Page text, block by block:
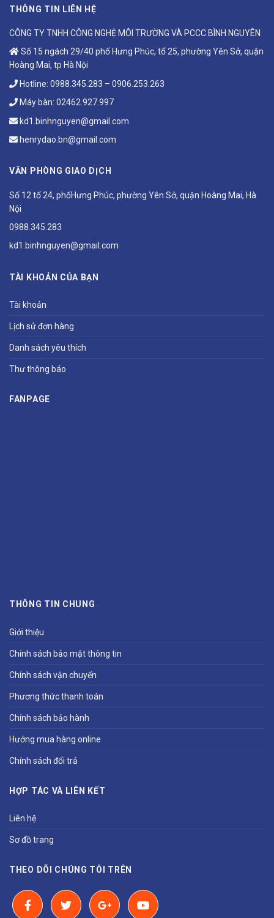
THÔNG TIN LIÊN HỆ
CÔNG TY TNHH CÔNG NGHỆ MÔI TRƯỜNG VÀ PCCC BÌNH NGUYÊN
Số 15 ngách 29/40 phố Hưng Phúc, tổ 25, phường Yên Sở, quận
Hoàng Mai, tp Hà Nội
Hotline: 0988.345.283 – 0906.253.263
Máy bàn: 02462.927.997
kd1.binhnguyen@gmail.com
henrydao.bn@gmail.com
VĂN PHÒNG GIAO DỊCH
Số 12 tổ 24, phốHưng Phúc, phường Yên Sở, quận Hoàng Mai, Hà
Nội
0988.345.283
kd1.binhnguyen@gmail.com
TÀI KHOẢN CỦA BẠN
Tài khoản
Lịch sử đơn hàng
Danh sách yêu thích
Thư thông báo
FANPAGE
THÔNG TIN CHUNG
Giới thiệu
Chính sách bảo mật thông tin
Chính sách vận chuyển
Phương thức thanh toán
Chính sách bảo hành
Hướng mua hàng online
Chính sách đổi trả
HỢP TÁC VÀ LIÊN KẾT
Liên hệ
Sơ đồ trang
THEO DÕI CHÚNG TÔI TRÊN